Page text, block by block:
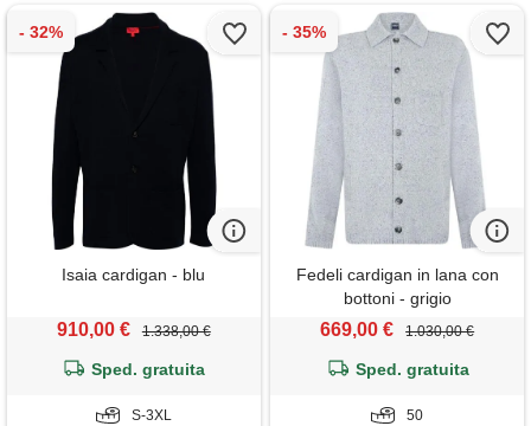
Isaia cardigan - blu
910,00 € 1.338,00 €
Sped. gratuita
S-3XL
Fedeli cardigan in lana con
bottoni - grigio
669,00 € 1.030,00 €
Sped. gratuita
50